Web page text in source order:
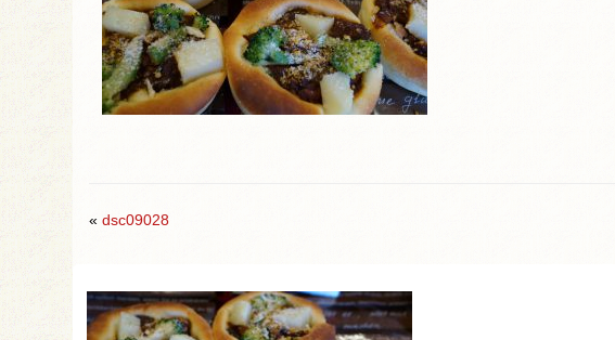
«dsc09028